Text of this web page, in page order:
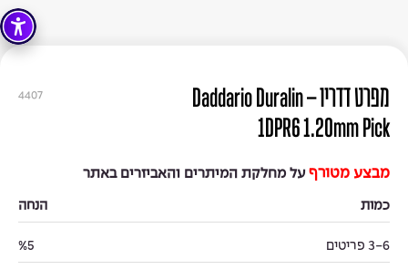
4407
מפרט דדריו – Daddario Duralin
1DPR6 1.20mm Pick
מבצע מטורף על מחלקת המיתרים והאביזרים באתר
כמות הנחה
3-6 פריטים %5